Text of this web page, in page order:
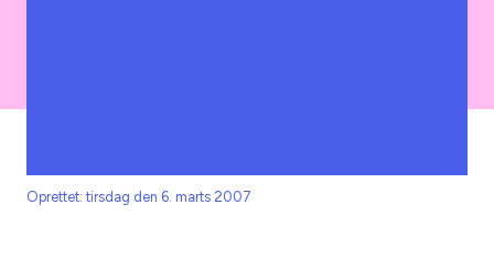
Oprettet: tirsdag den 6. marts 2007